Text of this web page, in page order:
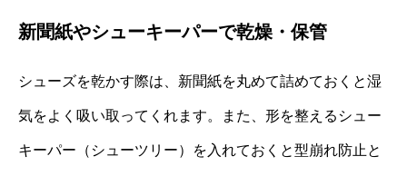
新聞紙やシューキーパーで乾燥・保管
シューズを乾かす際は、新聞紙を丸めて詰めておくと湿
気をよく吸い取ってくれます。また、形を整えるシュー
キーパー（シューツリー）を入れておくと型崩れ防止と